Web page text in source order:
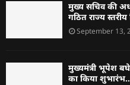
मुख्य सचिव की
गठित राज्य
September 13,
मुख्यमंत्री भूपेश
का किया